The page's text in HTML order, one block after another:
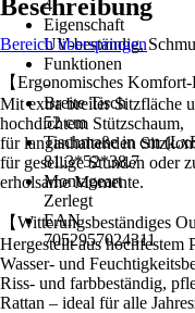
4
Eigenschaft
UV-beständig,
Funktionen
-
Breite Tisch
52 cm
Tischmaße in cm
81.3*52*38.7
Montageart
Zerlegt
EAN
7052957024311
Beschreibung
Bereich überspringen
【Ergonomisches Komfort-
Mit extra breiter Sitzfläche
hochdichtem Stützschaum,
für langanhaltenden
für gesellige Stunden oder
erholsame Momente.
【Witterungsbeständiges
Hergestellt aus hochfestem
Wasser- und
Riss- und farbbeständig,
Rattan – ideal für alle